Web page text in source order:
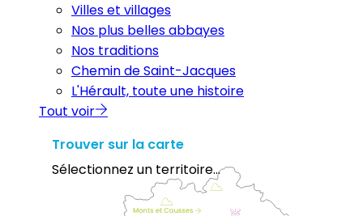
Villes et villages
Nos plus belles abbayes
Nos traditions
Chemin de Saint-Jacques
L'Hérault, toute une histoire
Tout voir
Trouver sur la carte
Sélectionnez un territoire...